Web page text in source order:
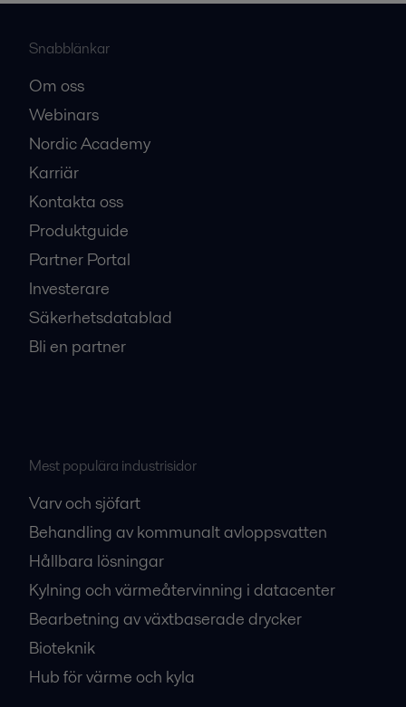
Snabblänkar
Om oss
Webinars
Nordic Academy
Karriär
Kontakta oss
Produktguide
Partner Portal
Investerare
Säkerhetsdatablad
Bli en partner
Mest populära industrisidor
Varv och sjöfart
Behandling av kommunalt avloppsvatten
Hållbara lösningar
Kylning och värmeåtervinning i datacenter
Bearbetning av växtbaserade drycker
Bioteknik
Hub för värme och kyla